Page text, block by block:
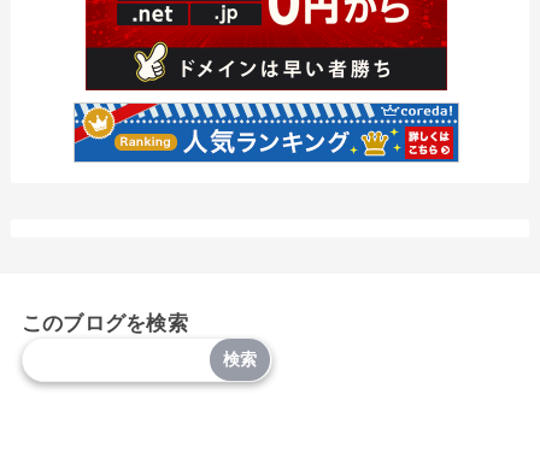
このブログを検索